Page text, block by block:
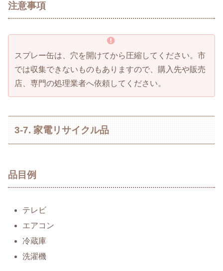
注意事項
スプレー缶は、穴を開けてから圧縮してください。市
では収集できないものもありますので、購入先や販売
店、専門の処理業者へ依頼してください。
3-7. 家電リサイクル品
品目例
テレビ
エアコン
冷蔵庫
洗濯機